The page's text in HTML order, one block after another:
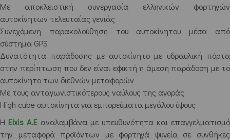
Με αποκλειστική συνεργασία ελληνικών φορτηγών
αυτοκίνητων τελευταίας γενιάς
Συνεχόμενη παρακολούθηση του αυτοκίνητου μέσα από
σύστημα GPS
Δυνατότητα παράδοσης με αυτοκίνητο με υδραυλική πόρτα
στην περίπτωση που δεν είναι εφικτή η άμεση παράδοση με το
αυτοκίνητο των διεθνών μεταφορών
Με τους ανταγωνιστικότερους ναύλους της αγοράς
High cube αυτοκίνητα για εμπορεύματα μεγάλου ύψους
Η Elxis A.Eαναλαμβάνει με υπευθυνότητα και επαγγελματισμό
την μεταφορά προϊόντων με φορτηγά ψυγεία σε συνθήκες